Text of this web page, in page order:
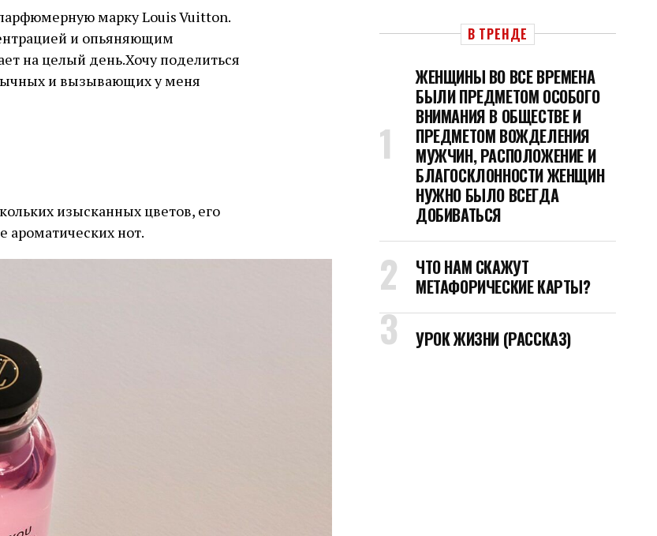
марку Louis Vuitton.
и опьяняющим
на целый день.Хочу поделиться
и вызывающих у меня
изысканных цветов, его
ароматических нот.
В ТРЕНДЕ
ЖЕНЩИНЫ ВО ВСЕ ВРЕМЕНА
БЫЛИ ПРЕДМЕТОМ ОСОБОГО
ВНИМАНИЯ В ОБЩЕСТВЕ И
ПРЕДМЕТОМ ВОЖДЕЛЕНИЯ
МУЖЧИН, РАСПОЛОЖЕНИЕ И
БЛАГОСКЛОННОСТИ ЖЕНЩИН
НУЖНО БЫЛО ВСЕГДА
ДОБИВАТЬСЯ
ЧТО НАМ СКАЖУТ
МЕТАФОРИЧЕСКИЕ КАРТЫ?
УРОК ЖИЗНИ (РАССКАЗ)